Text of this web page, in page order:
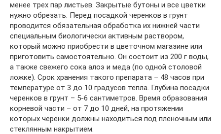
менее трех пар листьев. Закрытые бутоны и все цветки
нужно обрезать. Перед посадкой черенков в грунт
проводится обязательная обработка их нижней части
специальным биологически активным раствором,
который можно приобрести в цветочном магазине или
приготовить самостоятельно. Он состоит из 200 г воды,
а также свежего сока алоэ и меда (по одной столовой
ложке). Срок хранения такого препарата – 48 часов при
температуре от 3 до 10 градусов тепла. Глубина посадки
черенков в грунт – 5-6 сантиметров. Время образования
корневой части – от 7 до 10 дней, на протяжении
которых черенки должны находиться под пленочным или
стеклянным накрытием.